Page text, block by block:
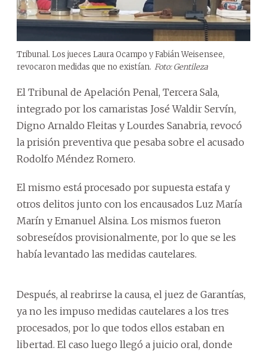
Tribunal. Los jueces Laura Ocampo y Fabián Weisensee,
revocaron medidas que no existían. Foto: Gentileza
El Tribunal de Apelación Penal, Tercera Sala,
integrado por los camaristas José Waldir Servín,
Digno Arnaldo Fleitas y Lourdes Sanabria, revocó
la prisión preventiva que pesaba sobre el acusado
Rodolfo Méndez Romero.
El mismo está procesado por supuesta estafa y
otros delitos junto con los encausados Luz María
Marín y Emanuel Alsina. Los mismos fueron
sobreseídos provisionalmente, por lo que se les
había levantado las medidas cautelares.
Después, al reabrirse la causa, el juez de Garantías,
ya no les impuso medidas cautelares a los tres
procesados, por lo que todos ellos estaban en
libertad. El caso luego llegó a juicio oral, donde